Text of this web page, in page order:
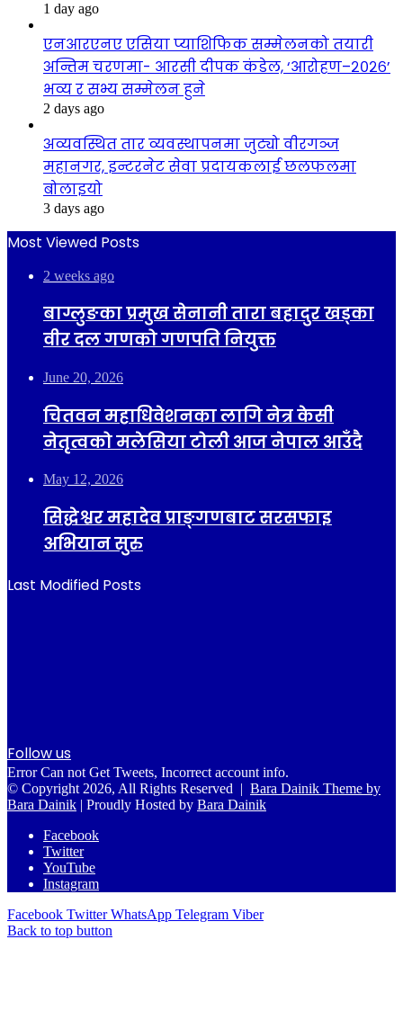
1 day ago
एनआरएनए एसिया प्याशिफिक सम्मेलनको तयारी
अन्तिम चरणमा- आरसी दीपक कंडेल, ‘आरोहण–२०२६’
भव्य र सभ्य सम्मेलन हुने
2 days ago
अव्यवस्थित तार व्यवस्थापनमा जुट्यो वीरगञ्ज
महानगर, इन्टरनेट सेवा प्रदायकलाई छलफलमा
बोलाइयो
3 days ago
Most Viewed Posts
2 weeks ago
बाग्लुङका प्रमुख सेनानी तारा बहादुर खड्का
वीर दल गणको गणपति नियुक्त
June 20, 2026
चितवन महाधिवेशनका लागि नेत्र केसी
नेतृत्वको मलेसिया टोली आज नेपाल आउँदै
May 12, 2026
सिद्धेश्वर महादेव प्राङ्गणबाट सरसफाइ
अभियान सुरु
Last Modified Posts
Follow us
Error Can not Get Tweets, Incorrect account info.
© Copyright 2026, All Rights Reserved | Bara Dainik Theme by
Bara Dainik | Proudly Hosted by Bara Dainik
Facebook
Twitter
YouTube
Instagram
Facebook Twitter WhatsApp Telegram Viber
Back to top button